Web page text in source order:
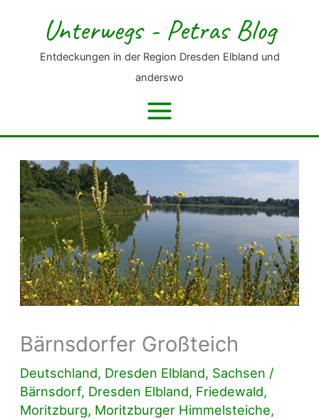
springen
Unterwegs - Petras Blog
Entdeckungen in der Region Dresden Elbland und
anderswo
Bärnsdorfer Großteich
Deutschland, Dresden Elbland, Sachsen /
Bärnsdorf, Dresden Elbland, Friedewald,
Moritzburg, Moritzburger Himmelsteiche,